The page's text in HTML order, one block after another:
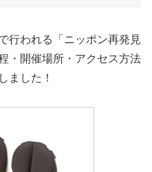
行われる「ニッポン再発見
・開催場所・アクセス方法
ました！